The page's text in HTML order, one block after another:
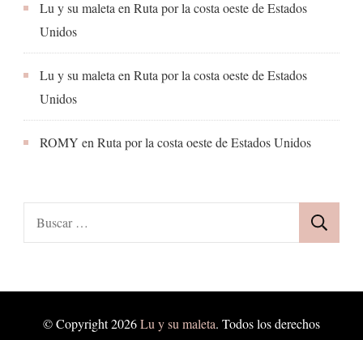
Lu y su maleta en Ruta por la costa oeste de Estados
Unidos
Lu y su maleta en Ruta por la costa oeste de Estados
Unidos
ROMY en Ruta por la costa oeste de Estados Unidos
© Copyright 2026Lu y su maleta. Todos los derechos